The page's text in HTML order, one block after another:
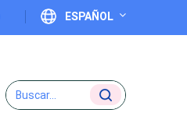
ESPAÑOL